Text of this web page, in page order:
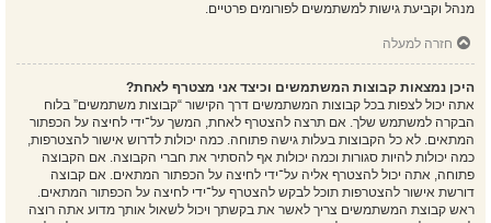
מנהל וקביעת גישות למשתמשים לפורומים פרטיים.
חזרה למעלה
היכן נמצאות קבוצות המשתמשים וכיצד אני מצטרף לאחת?
אתה יכול לצפות בכל קבוצות המשתמשים דרך הקישור “קבוצות משתמשים” בלוח
הבקרה למשתמש שלך. אם תרצה להצטרף לאחת, המשך על־ידי לחיצה על הכפתור
המתאים. לא כל הקבוצות בעלות גישה פתוחה. כמה יכולות לדרוש אישור להצטרפות,
כמה יכולות להיות סגורות וכמה יכולות אף להסתיר את חברי הקבוצה. אם הקבוצה
פתוחה, אתה יכול להצטרף אליה על־ידי לחיצה על הכפתור המתאים. אם קבוצה
דורשת אישור להצטרפות תוכל לבקש להצטרף על־ידי לחיצה על הכפתור המתאים.
ראש קבוצת המשתמשים צריך לאשר את בקשתך ויכול לשאול אותך מדוע אתה רוצה